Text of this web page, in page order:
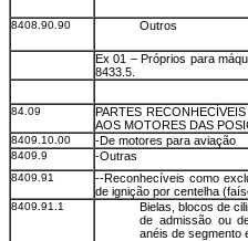
8408.90.90 Outros
Ex 01 – Próprios para
8433.5.
84.09
PARTES
AOS MOTORES DAS
8409.10.00 -De motores para aviação
8409.9 -Outras
8409.91
--Reconhecíveis como
de ignição por centelha
8409.91.1
Bielas, blocos de
de admissão ou
anéis de segmento